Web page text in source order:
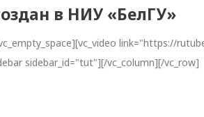
в НИУ «БелГУ»
link="https://
sidebar_id="tut"][/vc_column][/vc_row]